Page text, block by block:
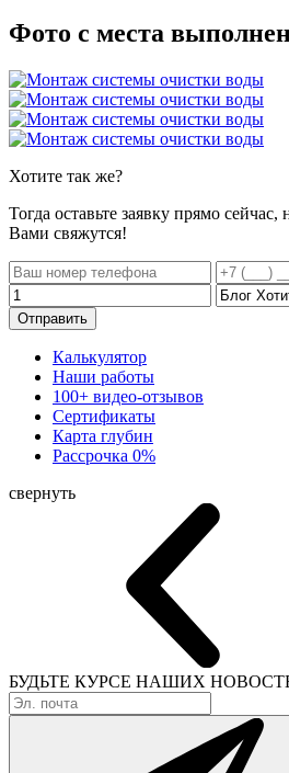
Фото с места
Хотите так же?
Тогда оставьте заявку прямо
Вами свяжутся!
Отправить
Калькулятор
Наши работы
100+ видео-отзывов
Сертификаты
Карта глубин
Рассрочка 0%
свернуть
БУДЬТЕ КУРСЕ НАШИХ